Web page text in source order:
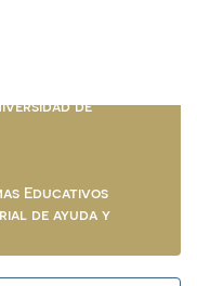
de
Educativos
de ayuda y